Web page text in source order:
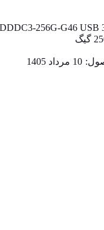
256G-G46 USB
10 مرداد 1405